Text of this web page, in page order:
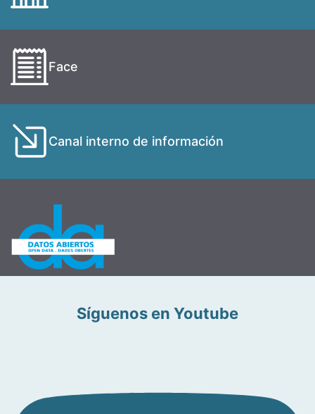
Face
Canal interno de información
Síguenos en Youtube